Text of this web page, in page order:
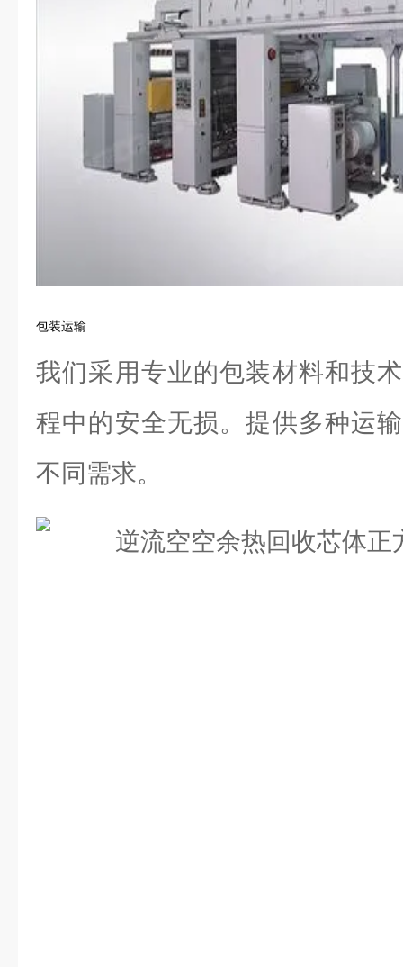
包装运输
我们采用专业的包装材料和技
程中的安全无损。提供多种运
不同需求。